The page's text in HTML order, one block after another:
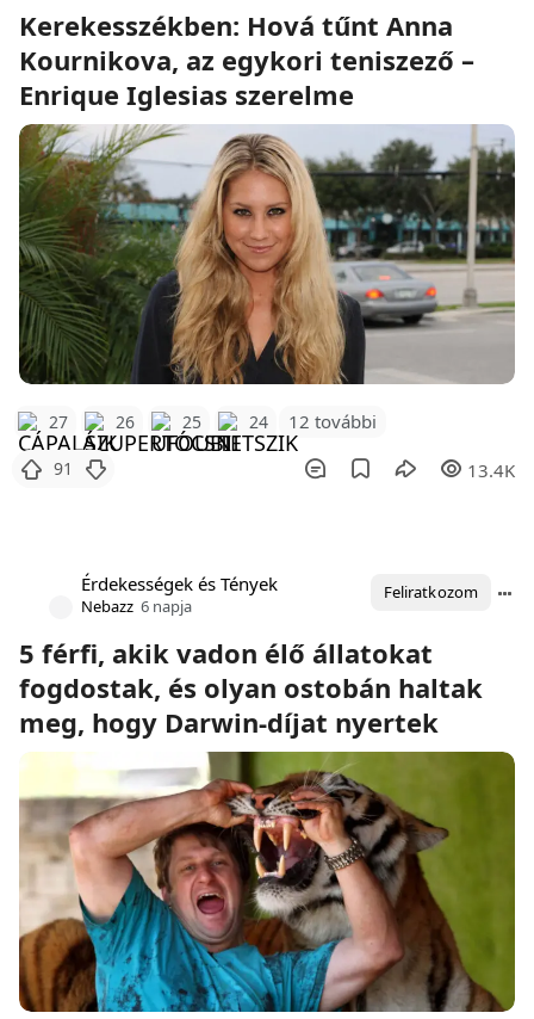
Kerekesszékben: Hová tűnt Anna
Kournikova, az egykori teniszező –
Enrique Iglesias szerelme
27 26 25 24 12 további
91 13.4K
Érdekességek és Tények
Nebazz 6 napja
Feliratkozom
5 férfi, akik vadon élő állatokat
fogdostak, és olyan ostobán haltak
meg, hogy Darwin-díjat nyertek